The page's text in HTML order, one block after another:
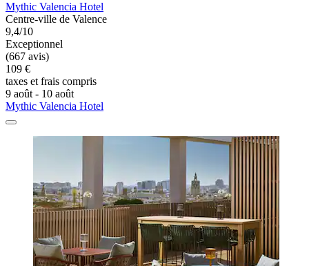
Mythic Valencia Hotel
Centre-ville de Valence
9,4/10
Exceptionnel
(667 avis)
109 €
taxes et frais compris
9 août - 10 août
Mythic Valencia Hotel